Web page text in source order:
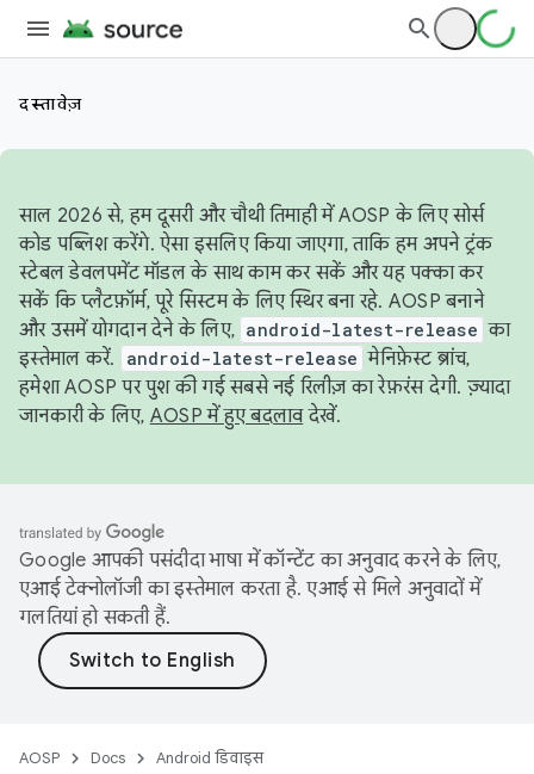
दस्तावेज़
साल 2026 से, हम दूसरी और चौथी तिमाही में AOSP के लिए सोर्स
कोड पब्लिश करेंगे. ऐसा इसलिए किया जाएगा, ताकि हम अपने ट्रंक
स्टेबल डेवलपमेंट मॉडल के साथ काम कर सकें और यह पक्का कर
सकें कि प्लैटफ़ॉर्म, पूरे सिस्टम के लिए स्थिर बना रहे. AOSP बनाने
और उसमें योगदान देने के लिए, android-latest-release का
इस्तेमाल करें.
android-latest-release मेनिफ़ेस्ट ब्रांच,
हमेशा AOSP पर पुश की गई सबसे नई रिलीज़ का रेफ़रंस देगी. ज़्यादा
जानकारी के लिए, AOSP में हुए बदलावदेखें.
Google आपकी पसंदीदा भाषा में कॉन्टेंट का अनुवाद करने के लिए,
एआई टेक्नोलॉजी का इस्तेमाल करता है. एआई से मिले अनुवादों में
गलतियां हो सकती हैं.
AOSP Docs Android डिवाइस